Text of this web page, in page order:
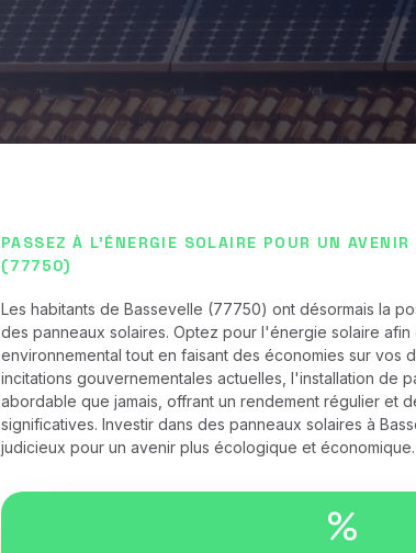
PASSEZ À L'ÉNERGIE SOLAIRE POUR UN
(77750)
Les habitants de Bassevelle (77750) ont désormais la
des panneaux solaires. Optez pour l'énergie solaire
environnemental tout en faisant des économies sur vos
incitations gouvernementales actuelles, l'installation de
abordable que jamais, offrant un rendement régulier et
significatives. Investir dans des panneaux solaires à
judicieux pour un avenir plus écologique et économique.
%